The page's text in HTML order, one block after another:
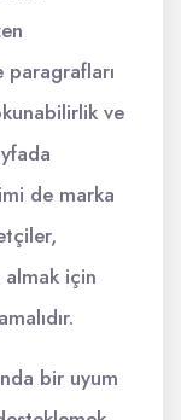
paragrafları
ve
de marka
için
bir uyum